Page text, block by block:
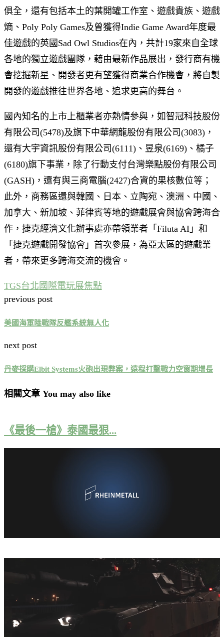
俱全，還有包括本土的葉開罐工作室、遊戲貴族、遊戲
熵、Poly Poly Games及曾獲得Indie Game Award年度最
佳遊戲的英國Sad Owl Studios在內，共計19家來自全球
各地的獨立遊戲團隊，藉由最新作品展出，發行商有機
會挖掘新星、開發者更有望獲得商業合作機會，將自製
開發的遊戲推往世界各地、追求更高的舞台。
國內知名的上市上櫃業者亦熱情參與，如智冠科技股份
有限公司(5478)及旗下中華網龍股份有限公司(3083)，
還有大宇資訊股份有限公司(6111)、昱泉(6169)、橘子
(6180)旗下事業，除了行動支付台灣樂點股份有限公司
(GASH)，還有與三商電腦(2427)合資的果核數位等；
此外，商務區還與韓國、日本、立陶宛、澳洲、中國、
加拿大、新加坡、菲律賓等地的遊戲展會與協會跨海合
作，捷克經濟文化辦事處亦帶領業者「Filuta AI」和
「捷克遊戲開發協會」首次參展，為亞太區的遊戲業
者，帶來更多跨海交流的機會。
TGS台北國際電玩展焦點
previous post
美國海軍陸戰隊反艦系統無人化
next post
丹麥採購Elbit Systems火砲出現弊案，遠程打擊戰力空窗期增長
相關文章 You may also like
《最後一槍》泰國最狠...